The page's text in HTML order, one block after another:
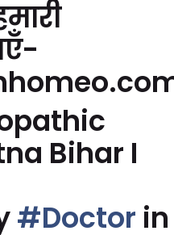
Bihar I
#Doctor in